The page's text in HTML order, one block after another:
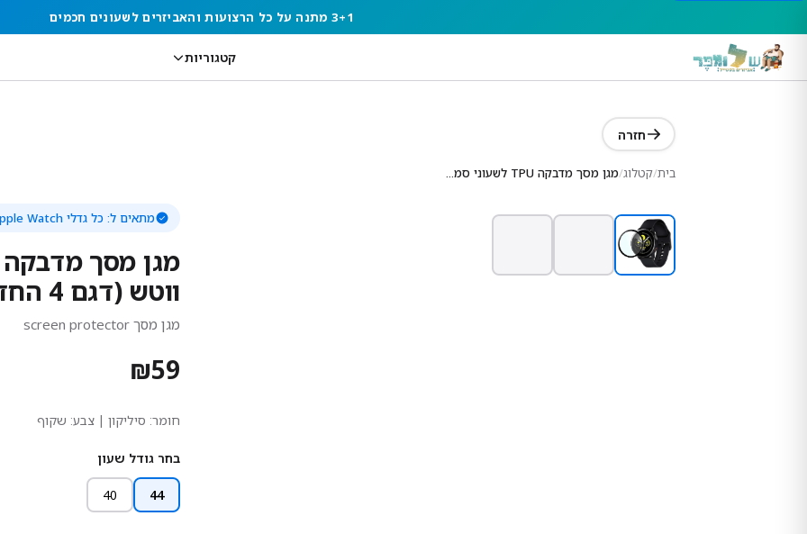
3+1 מתנה על כל הרצועות והאביזרים לשעונים חכמים
קטגוריות
חזרה
בית/קטלוג/ מגן מסך מדבקה TPU לשעוני סמסונג ווטש (דגם 4 החדש)
מתאים ל: כל גדלי Apple Watch
ווטש (דגם 4 החדש)
מגן מסך screen protector
₪59
חומר: סיליקון | צבע: שקוף
בחר גודל שעון
44
40